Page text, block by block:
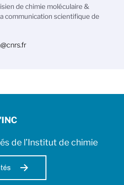
de chimie moléculaire &
communication scientifique de
de l’Institut de chimie